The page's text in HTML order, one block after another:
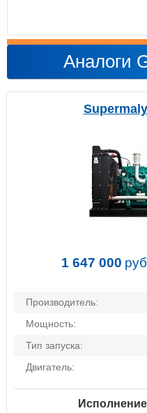
Аналоги
1 647 000
Производитель:
Мощность:
Тип запуска:
Двигатель: